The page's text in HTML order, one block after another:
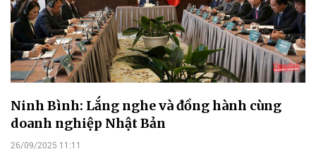
Ninh Bình: Lắng nghe và đồng hành cùng
doanh nghiệp Nhật Bản
26/09/2025 11:11